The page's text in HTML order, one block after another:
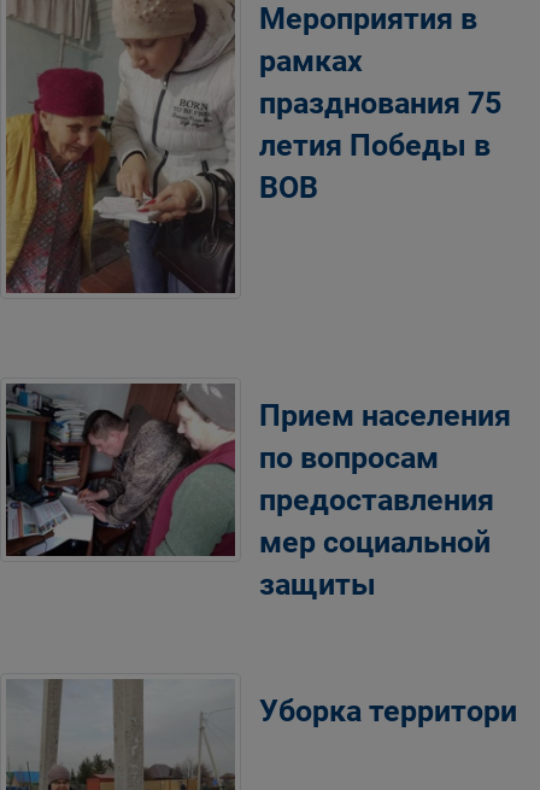
Мероприятия в
рамках
празднования 75
летия Победы в
ВОВ
Прием населения
по вопросам
предоставления
мер социальной
защиты
Уборка территори